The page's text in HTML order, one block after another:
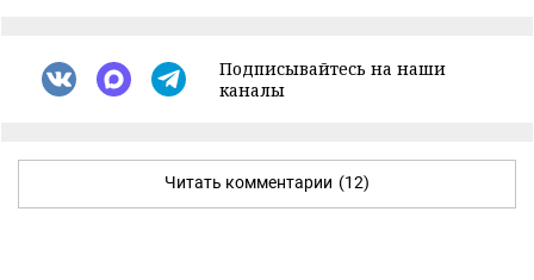
Подписывайтесь на наши
каналы
Читать комментарии (12)